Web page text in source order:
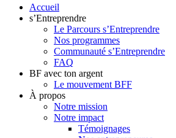
Accueil
s’Entreprendre
Le Parcours s’Entreprendre
Nos programmes
Communauté s’Entreprendre
FAQ
BF avec ton argent
Le mouvement BFF
À propos
Notre mission
Notre impact
Témoignages